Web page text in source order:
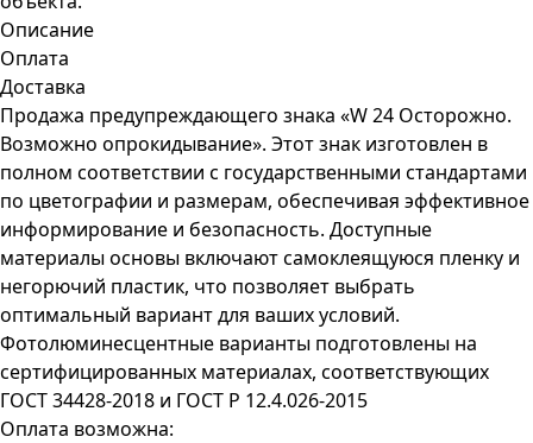
Описание
Оплата
Доставка
Продажа предупреждающего знака «W 24 Осторожно.
Возможно опрокидывание». Этот знак изготовлен в
полном соответствии с государственными стандартами
по цветографии и размерам, обеспечивая эффективное
информирование и безопасность. Доступные
материалы основы включают самоклеящуюся пленку и
негорючий пластик, что позволяет выбрать
оптимальный вариант для ваших условий.
Фотолюминесцентные варианты подготовлены на
сертифицированных материалах, соответствующих
ГОСТ 34428-2018 и ГОСТ Р 12.4.026-2015
Оплата возможна: